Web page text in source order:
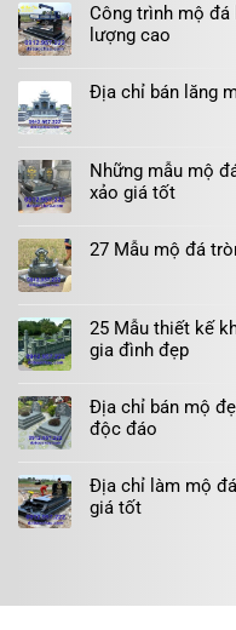
Công trình mộ đá
lượng cao
Địa chỉ bán lăng
Những mẫu mộ
xảo giá tốt
27 Mẫu mộ đá
25 Mẫu thiết kế
gia đình đẹp
Địa chỉ bán mộ
độc đáo
Địa chỉ làm mộ
giá tốt